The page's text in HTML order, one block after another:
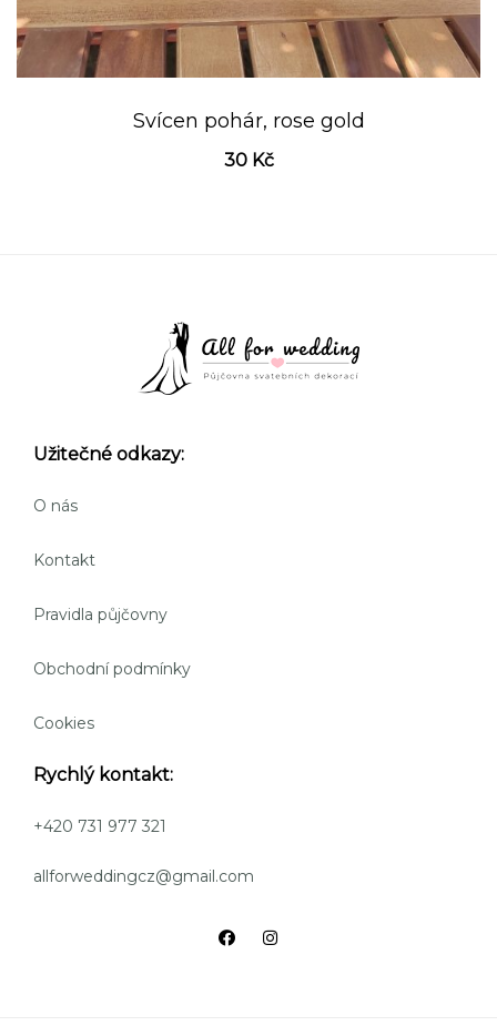
Svícen pohár, rose gold
30 Kč
Užitečné odkazy:
O nás
Kontakt
Pravidla půjčovny
Obchodní podmínky
Cookies
Rychlý kontakt:
+420 731 977 321
allforweddingcz@gmail.com